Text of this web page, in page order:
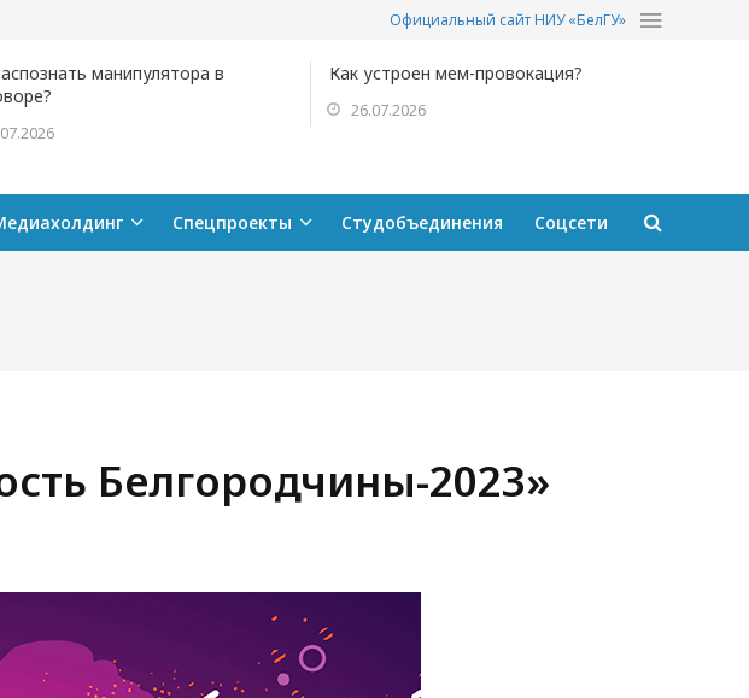
Официальный сайт НИУ «БелГУ»
манипулятора в
Как устроен мем-провокация?
26.07.2026
Спецпроекты Студобъединения Соцсети
Белгородчины-2023»